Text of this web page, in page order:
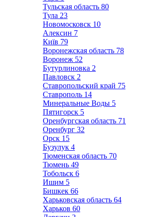
Тульская область 80
Тула 23
Новомосковск 10
Алексин 7
Київ 79
Воронежская область 78
Воронеж 52
Бутурлиновка 2
Павловск 2
Ставропольский край 75
Ставрополь 14
Минеральные Воды 5
Пятигорск 5
Оренбургская область 71
Оренбург 32
Орск 15
Бузулук 4
Тюменская область 70
Тюмень 49
Тобольск 6
Ишим 5
Бишкек 66
Харьковская область 64
Харьков 60